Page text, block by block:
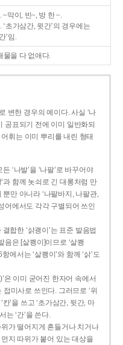
~막이, 빈~, 방 한 ~.
‘초가삼간, 윗간’의 경우에는
’임.
물을 다 없애다.
변한 경우의 예이다. 사실 ‘나
공표되기 전에 이미 일반화되
휘는 이미 뿌리를 내린 형태
‘나발’을 ‘나팔’로 바꾸어야
과 함께 놋쇠로 긴 대롱처럼 만
뿐만 아니라 ‘나팔바지, 나팔관,
어에서도 각각 구별되어 쓰인
결합한 ‘삵괭이’는 표준 발음법
음은 [살쾡이]이므로 ‘살쾡
에서는 ‘살쾡이’와 함께 ‘삵’도
은 이미 굳어진 한자어 속에서
미사로 쓰인다. 그러므로 ‘위
’을 쓰고 ‘초가삼간, 뒷간, 마
는 ‘간’을 쓴다.
가 떨어지게 흔들거나 치거나
먼지 따위가 붙어 있는 대상을